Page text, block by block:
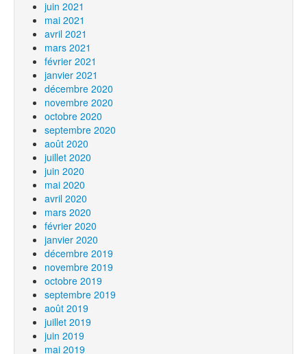
juin 2021
mai 2021
avril 2021
mars 2021
février 2021
janvier 2021
décembre 2020
novembre 2020
octobre 2020
septembre 2020
août 2020
juillet 2020
juin 2020
mai 2020
avril 2020
mars 2020
février 2020
janvier 2020
décembre 2019
novembre 2019
octobre 2019
septembre 2019
août 2019
juillet 2019
juin 2019
mai 2019